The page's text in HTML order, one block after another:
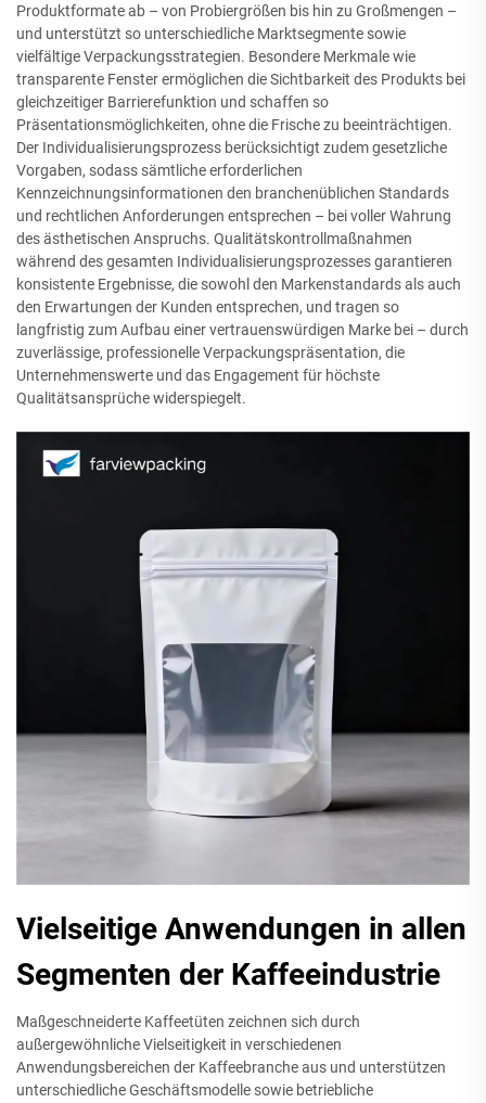
Produktformate ab – von Probiergrößen bis hin zu Großmengen –
und unterstützt so unterschiedliche Marktsegmente sowie
vielfältige Verpackungsstrategien. Besondere Merkmale wie
transparente Fenster ermöglichen die Sichtbarkeit des Produkts bei
gleichzeitiger Barrierefunktion und schaffen so
Präsentationsmöglichkeiten, ohne die Frische zu beeinträchtigen.
Der Individualisierungsprozess berücksichtigt zudem gesetzliche
Vorgaben, sodass sämtliche erforderlichen
Kennzeichnungsinformationen den branchenüblichen Standards
und rechtlichen Anforderungen entsprechen – bei voller Wahrung
des ästhetischen Anspruchs. Qualitätskontrollmaßnahmen
während des gesamten Individualisierungsprozesses garantieren
konsistente Ergebnisse, die sowohl den Markenstandards als auch
den Erwartungen der Kunden entsprechen, und tragen so
langfristig zum Aufbau einer vertrauenswürdigen Marke bei – durch
zuverlässige, professionelle Verpackungspräsentation, die
Unternehmenswerte und das Engagement für höchste
Qualitätsansprüche widerspiegelt.
Vielseitige Anwendungen in allen
Segmenten der Kaffeeindustrie
Maßgeschneiderte Kaffeetüten zeichnen sich durch
außergewöhnliche Vielseitigkeit in verschiedenen
Anwendungsbereichen der Kaffeebranche aus und unterstützen
unterschiedliche Geschäftsmodelle sowie betriebliche